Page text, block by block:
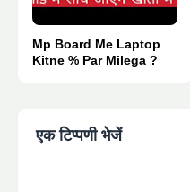
Mp Board Me Laptop
Kitne % Par Milega ?
एक टिप्पणी भेजें